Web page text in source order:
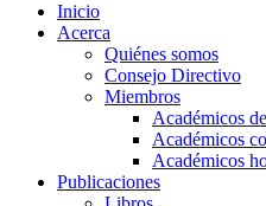
Inicio
Acerca
Quiénes somos
Consejo Directivo
Miembros
Académicos
Académicos
Académicos
Publicaciones